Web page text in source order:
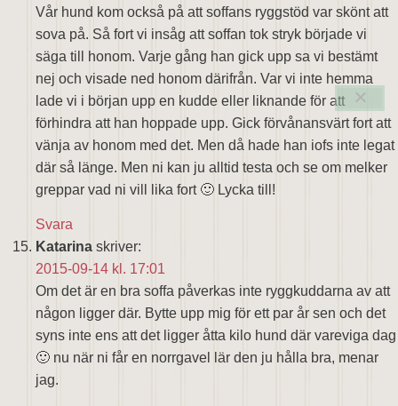
Vår hund kom också på att soffans ryggstöd var skönt att
sova på. Så fort vi insåg att soffan tok stryk började vi
säga till honom. Varje gång han gick upp sa vi bestämt
nej och visade ned honom därifrån. Var vi inte hemma
lade vi i början upp en kudde eller liknande för att
förhindra att han hoppade upp. Gick förvånansvärt fort att
vänja av honom med det. Men då hade han iofs inte legat
där så länge. Men ni kan ju alltid testa och se om melker
greppar vad ni vill lika fort 🙂 Lycka till!
Svara
Katarina skriver:
2015-09-14 kl. 17:01
Om det är en bra soffa påverkas inte ryggkuddarna av att
någon ligger där. Bytte upp mig för ett par år sen och det
syns inte ens att det ligger åtta kilo hund där vareviga dag
🙂 nu när ni får en norrgavel lär den ju hålla bra, menar
jag.